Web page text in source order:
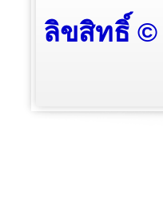
ลิขสิทธิ์ ©